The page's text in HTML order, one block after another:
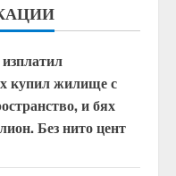
купил жилище с
и бях
Без нито цент